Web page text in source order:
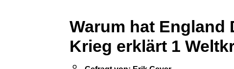
Warum hat England
Krieg erklärt 1